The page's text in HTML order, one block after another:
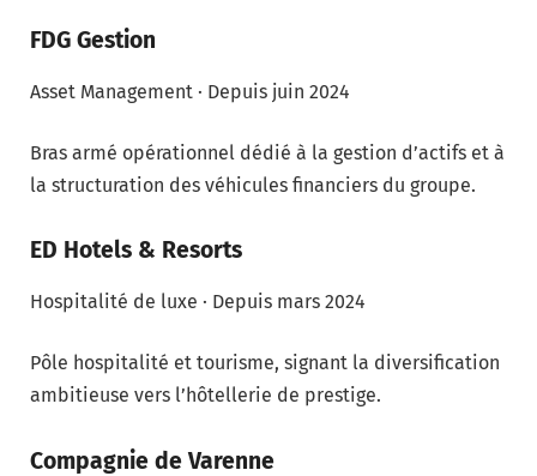
FDG Gestion
Asset Management · Depuis juin 2024
Bras armé opérationnel dédié à la gestion d’actifs et à
la structuration des véhicules financiers du groupe.
ED Hotels & Resorts
Hospitalité de luxe · Depuis mars 2024
Pôle hospitalité et tourisme, signant la diversification
ambitieuse vers l’hôtellerie de prestige.
Compagnie de Varenne